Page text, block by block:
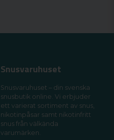
Snusvaruhuset
Snusvaruhuset – din svenska
snusbutik online. Vi erbjuder
ett varierat sortiment av snus,
nikotinpåsar samt nikotinfritt
snus från välkända
varumärken.